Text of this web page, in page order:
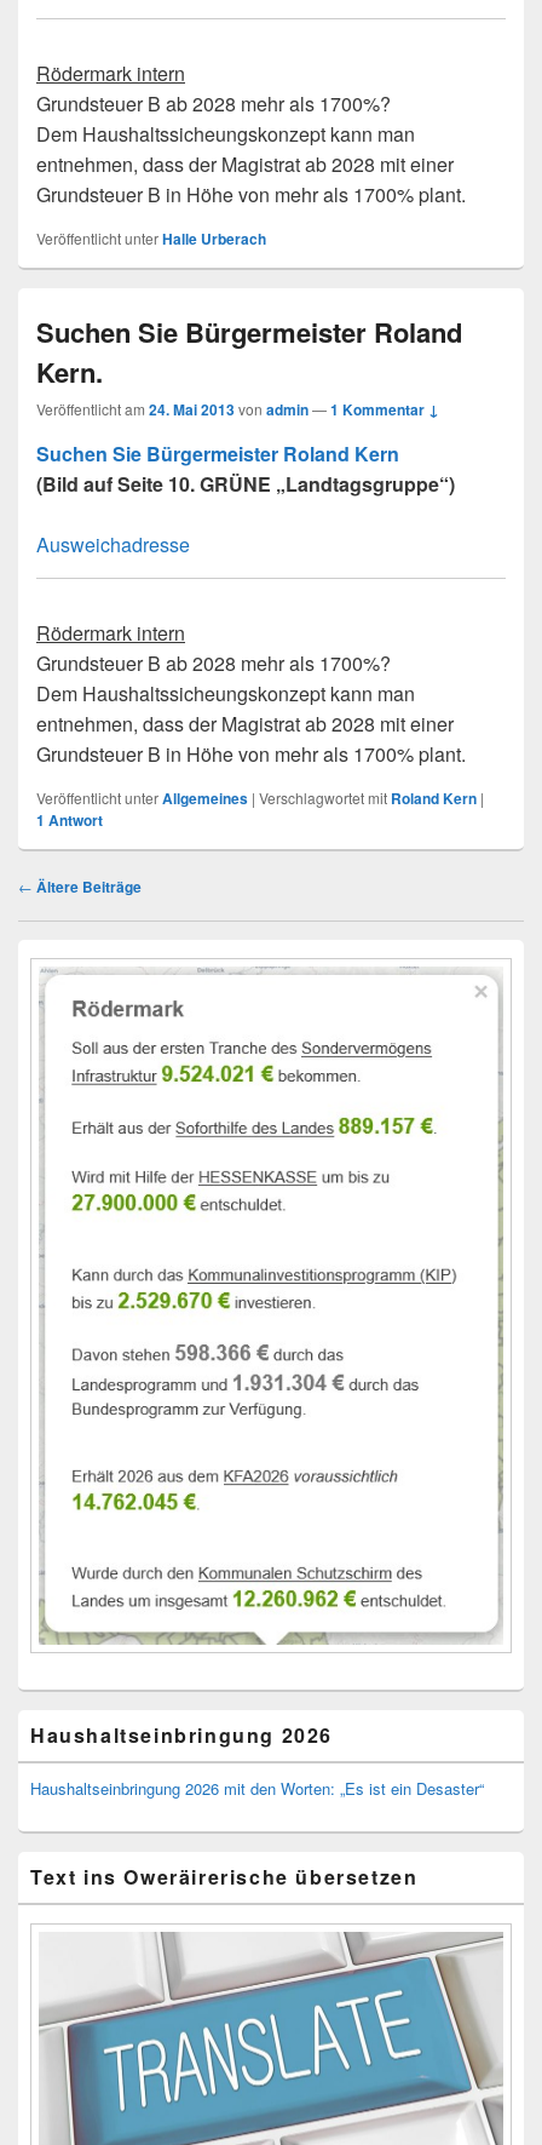
Rödermark intern
Grundsteuer B ab 2028 mehr als 1700%?
Dem Haushaltssicheungskonzept kann man
entnehmen, dass der Magistrat ab 2028 mit einer
Grundsteuer B in Höhe von mehr als 1700% plant.
Veröffentlicht unterHalle Urberach
Suchen Sie Bürgermeister Roland
Kern.
Veröffentlicht am 24. Mai 2013von admin—1 Kommentar ↓
Suchen Sie Bürgermeister Roland Kern
(Bild auf Seite 10. GRÜNE „Landtagsgruppe“)
Ausweichadresse
Rödermark intern
Grundsteuer B ab 2028 mehr als 1700%?
Dem Haushaltssicheungskonzept kann man
entnehmen, dass der Magistrat ab 2028 mit einer
Grundsteuer B in Höhe von mehr als 1700% plant.
Veröffentlicht unterAllgemeines | Verschlagwortet mit Roland Kern |
1 Antwort
Beitragsnavigation
← Ältere Beiträge
Seitenleisten-
Widgetbereich
Haushaltseinbringung 2026
Haushaltseinbringung 2026 mit den Worten: „Es ist ein Desaster“
Text ins Oweräirerische übersetzen